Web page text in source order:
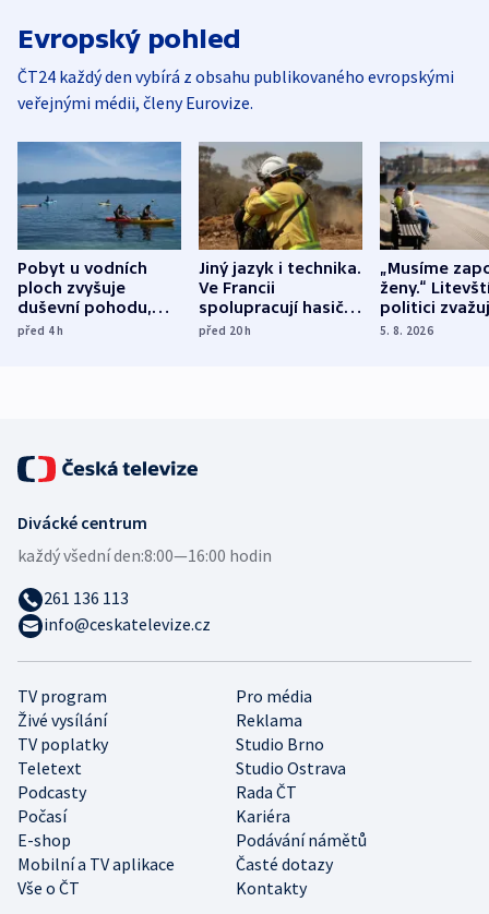
Evropský pohled
ČT24 každý den vybírá z obsahu publikovaného evropskými
veřejnými médii, členy Eurovize.
Pobyt u vodních
ploch zvyšuje
duševní pohodu,
ukázala
před 4h
Jiný jazyk i technika.
Ve Francii
spolupracují hasiči z
různých zemí
před 20h
„Musíme
ženy.“
politici
dohodu o
5. 8. 2026
TV program
Pro média
Živé vysílání
Reklama
TV poplatky
Studio Brno
Teletext
Studio Ostrava
Podcasty
Rada ČT
Počasí
Kariéra
E-shop
Podávání námětů
Mobilní a TV aplikace
Časté dotazy
Vše o ČT
Kontakty
Divácké centrum
každý všední den:8:00—16:00 hodin
261 136 113
info@ceskatelevize.cz